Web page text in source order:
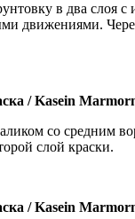
в два слоя
движениями.
/ Kasein
со средним
слой краски.
/ Kasein